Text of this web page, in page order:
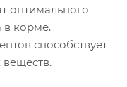
оптимального
в корме.
способствует